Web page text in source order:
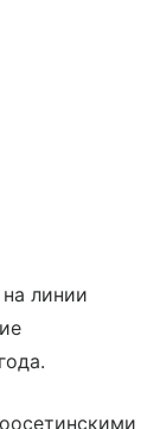
линии